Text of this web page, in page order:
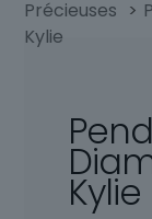
Précieuses >
Kylie
Kylie